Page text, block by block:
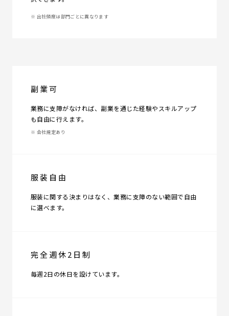
※ 出社頻度は部門ごとに異なります
副業可
業務に支障がなければ、副業を通じた経験やスキルアップ
も自由に行えます。
※ 会社規定あり
服装自由
服装に関する決まりはなく、業務に支障のない範囲で自由
に選べます。
完全週休2日制
毎週2日の休日を設けています。